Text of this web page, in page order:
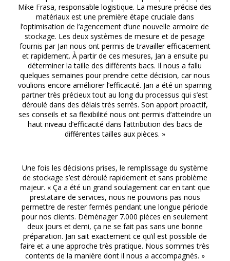
Mike Frasa, responsable logistique. La mesure précise des
matériaux est une première étape cruciale dans
l’optimisation de l’agencement d’une nouvelle armoire de
stockage. Les deux systèmes de mesure et de pesage
fournis par Jan nous ont permis de travailler efficacement
et rapidement. À partir de ces mesures, Jan a ensuite pu
déterminer la taille des différents bacs. Il nous a fallu
quelques semaines pour prendre cette décision, car nous
voulions encore améliorer l’efficacité. Jan a été un sparring
partner très précieux tout au long du processus qui s’est
déroulé dans des délais très serrés. Son apport proactif,
ses conseils et sa flexibilité nous ont permis d’atteindre un
haut niveau d’efficacité dans l’attribution des bacs de
différentes tailles aux pièces. »
Une fois les décisions prises, le remplissage du système
de stockage s’est déroulé rapidement et sans problème
majeur. « Ça a été un grand soulagement car en tant que
prestataire de services, nous ne pouvions pas nous
permettre de rester fermés pendant une longue période
pour nos clients. Déménager 7.000 pièces en seulement
deux jours et demi, ça ne se fait pas sans une bonne
préparation. Jan sait exactement ce qu’il est possible de
faire et a une approche très pratique. Nous sommes très
contents de la manière dont il nous a accompagnés. »